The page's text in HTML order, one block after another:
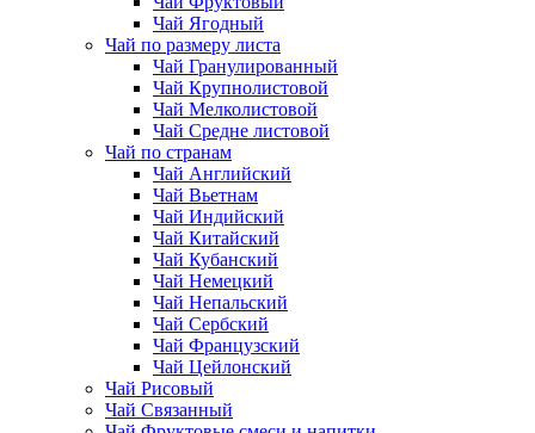
Чай Ягодный
Чай по размеру листа
Чай Гранулированный
Чай Крупнолистовой
Чай Мелколистовой
Чай Средне листовой
Чай по странам
Чай Английский
Чай Вьетнам
Чай Индийский
Чай Китайский
Чай Кубанский
Чай Немецкий
Чай Непальский
Чай Сербский
Чай Французский
Чай Цейлонский
Чай Рисовый
Чай Связанный